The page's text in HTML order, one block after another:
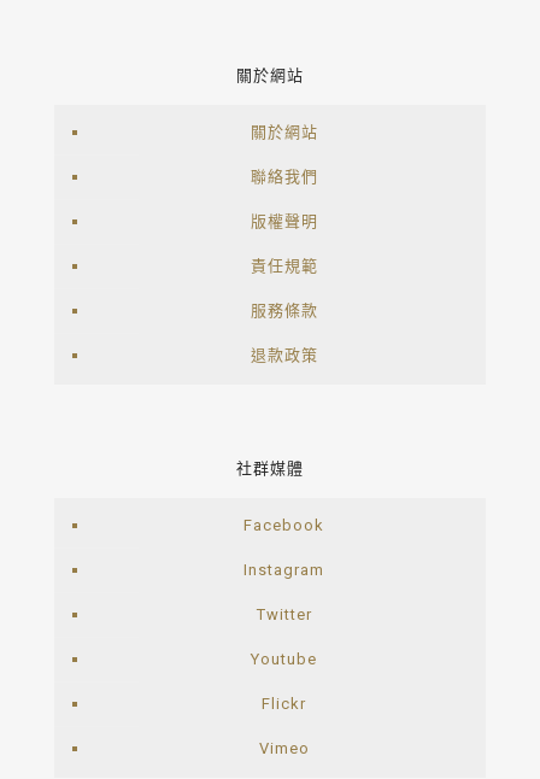
關於網站
關於網站
聯絡我們
版權聲明
責任規範
服務條款
退款政策
社群媒體
Facebook
Instagram
Twitter
Youtube
Flickr
Vimeo